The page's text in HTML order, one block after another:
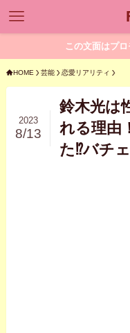
この文面はプ
HOME 芸能 恋愛リアリティ
鈴木光は
れる理由
た⁉バチ
2023
8/13